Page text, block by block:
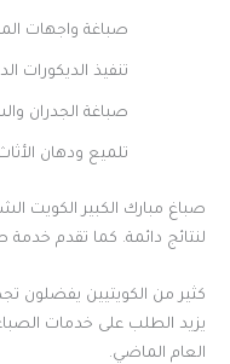
صباغة واجهات
تنفيذ الديكورات
صباغة الجدران
تلميع ودهان
صباغ مبارك الكبير الكويت
لنتائج دائمة. كما تقدم خدمة
العام الماضي.